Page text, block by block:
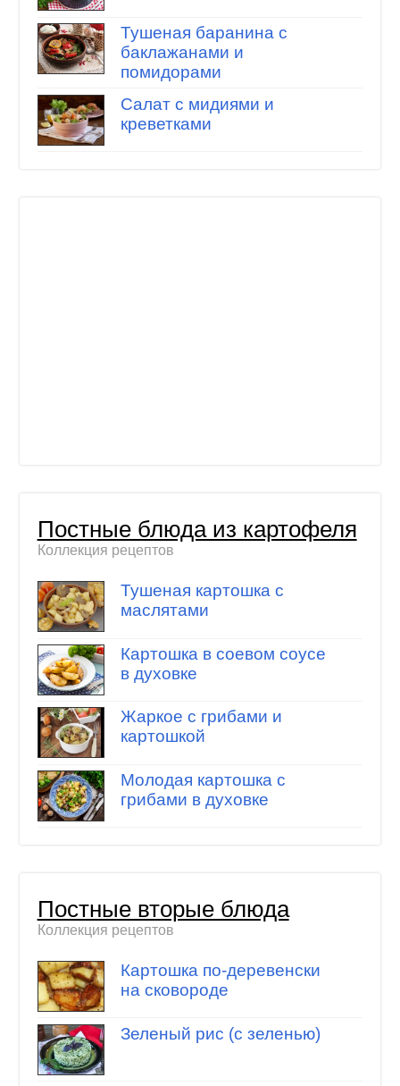
Тушеная баранина с
баклажанами и
помидорами
Салат с мидиями и
креветками
Постные блюда из картофеля
Коллекция рецептов
Тушеная картошка с
маслятами
Картошка в соевом соусе
в духовке
Жаркое с грибами и
картошкой
Молодая картошка с
грибами в духовке
Постные вторые блюда
Коллекция рецептов
Картошка по-деревенски
на сковороде
Зеленый рис (с зеленью)